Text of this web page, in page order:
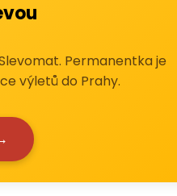
Permanentka je
výletů do Prahy.